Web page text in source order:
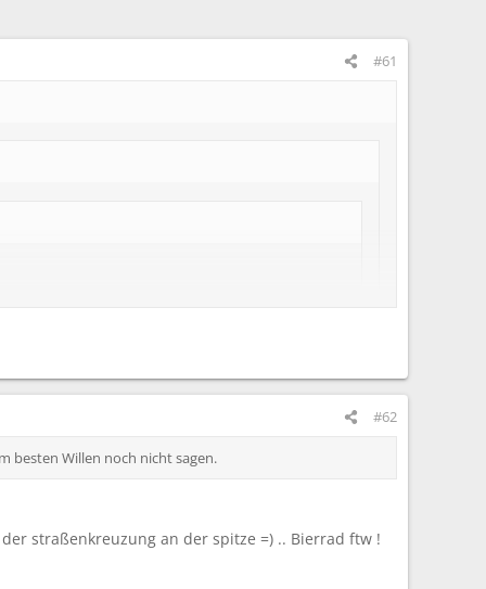
#61
#62
besten Willen noch nicht sagen.
straßenkreuzung an der spitze =) .. Bierrad ftw !